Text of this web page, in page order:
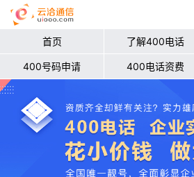
首页 了解400电话
400号码申请 400电话资费